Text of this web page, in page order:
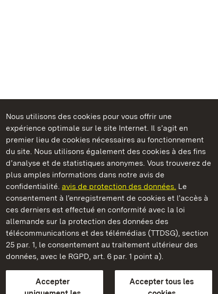
Nous utilisons des cookies pour vous offrir une
expérience optimale sur le site Internet. Il s’agit en
premier lieu de cookies nécessaires au fonctionnement
du site. Nous utilisons également des cookies à des fins
d’analyse et de statistiques anonymes. Vous trouverez de
plus amples informations dans notre avis de
confidentialité. avis de protection des données. Le
consentement à l’enregistrement de cookies et l’accès à
ces derniers est effectué en conformité avec la loi
allemande sur la protection des données des
télécommunications et des télémédias (TTDSG), section
25 par. 1, le consentement au traitement ultérieur des
données, avec le RGPD, art. 6 par. 1 point a).
Accepter
Accepter tous les
Châteaux et jardins publics du Bade-Wurtemberg
Château et parc de Weikersheim
Châteaux et jardins publics du Bade-Wurtemberg
Contact et informationsFAQ et réponsesMentions légales
Protection des données
Explications sur l’accessibilité
BITV-konform (geprüfte Seiten)
plus loin